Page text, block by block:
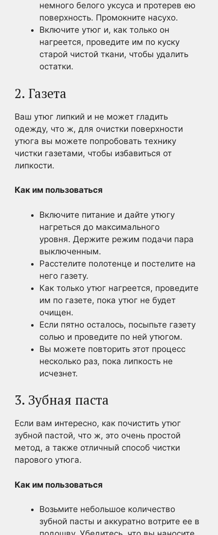
немного белого уксуса и протерев ею
поверхность. Промокните насухо.
Включите утюг и, как только он
нагреется, проведите им по куску
старой чистой ткани, чтобы удалить
остатки.
2. Газета
Ваш утюг липкий и не может гладить
одежду, что ж, для очистки поверхности
утюга вы можете попробовать технику
чистки газетами, чтобы избавиться от
липкости.
Как им пользоваться
Включите питание и дайте утюгу
нагреться до максимального
уровня. Держите режим подачи пара
выключенным.
Расстелите полотенце и постелите на
него газету.
Как только утюг нагреется, проведите
им по газете, пока утюг не будет
очищен.
Если пятно осталось, посыпьте газету
солью и проведите по ней утюгом.
Вы можете повторить этот процесс
несколько раз, пока липкость не
исчезнет.
3. Зубная паста
Если вам интересно, как почистить утюг
зубной пастой, что ж, это очень простой
метод, а также отличный способ чистки
парового утюга.
Как им пользоваться
Возьмите небольшое количество
зубной пасты и аккуратно вотрите ее в